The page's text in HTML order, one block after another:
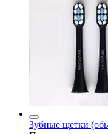
Зубные щетки